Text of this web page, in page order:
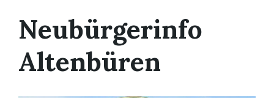
Neubürgerinfo
Altenbüren